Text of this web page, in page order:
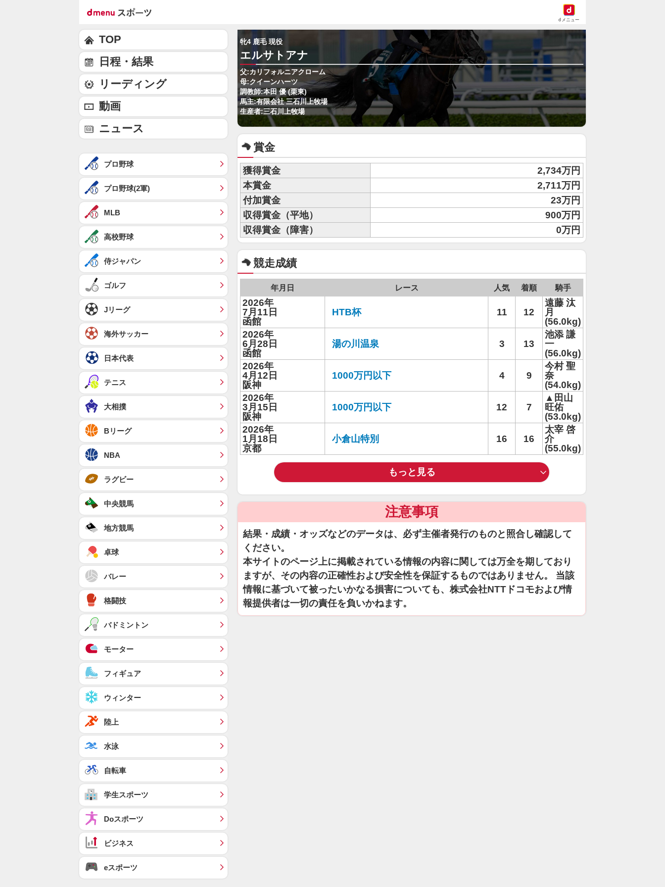
dメニュー
牝4 鹿毛 現役
エルサトアナ
父:カリフォルニアクローム
母:クイーンハーツ
調教師:本田 優 (栗東)
馬主:有限会社 三石川上牧場
生産者:三石川上牧場
賞金
獲得賞金
2,734万円
本賞金
2,711万円
付加賞金
23万円
収得賞金（平地）
900万円
収得賞金（障害）
0万円
競走成績
年月日 レース 人気 着順 騎手
2026年
7月11日
函館
HTB杯 11 12
遠藤 汰
月
(56.0kg)
2026年
6月28日
函館
湯の川温泉 3 13
池添 謙
一
(56.0kg)
2026年
4月12日
阪神
1000万円以下 4 9
今村 聖
奈
(54.0kg)
2026年
3月15日
阪神
1000万円以下 12 7
▲田山
旺佑
(53.0kg)
2026年
1月18日
京都
小倉山特別 16 16
太宰 啓
介
(55.0kg)
もっと見る
注意事項
結果・成績・オッズなどのデータは、必ず主催者発行のものと照合し確認して
ください。
本サイトのページ上に掲載されている情報の内容に関しては万全を期しており
ますが、その内容の正確性および安全性を保証するものではありません。 当該
情報に基づいて被ったいかなる損害についても、株式会社NTTドコモおよび情
報提供者は一切の責任を負いかねます。
TOP
日程・結果
リーディング
動画
ニュース
プロ野球
プロ野球(2軍)
MLB
高校野球
侍ジャパン
ゴルフ
Jリーグ
海外サッカー
日本代表
テニス
大相撲
Bリーグ
NBA
ラグビー
中央競馬
地方競馬
卓球
バレー
格闘技
バドミントン
モーター
フィギュア
ウィンター
陸上
水泳
自転車
学生スポーツ
Doスポーツ
ビジネス
eスポーツ